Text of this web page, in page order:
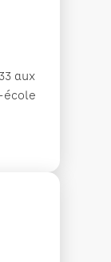
aux
école